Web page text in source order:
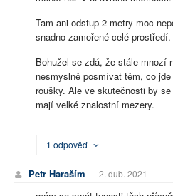
Tam ani odstup 2 metry moc
snadno zamořené celé prostředí.
Bohužel se zdá, že stále mnozí
nesmyslně posmívat těm, co
roušky. Ale ve skutečnosti by
mají velké znalostní mezery.
1 odpověď
Petr Haraším 2. dub. 2021